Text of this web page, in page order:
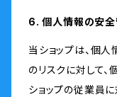
6. 個人情報の安全
当ショップは、個
のリスクに対して
ショップの従業員